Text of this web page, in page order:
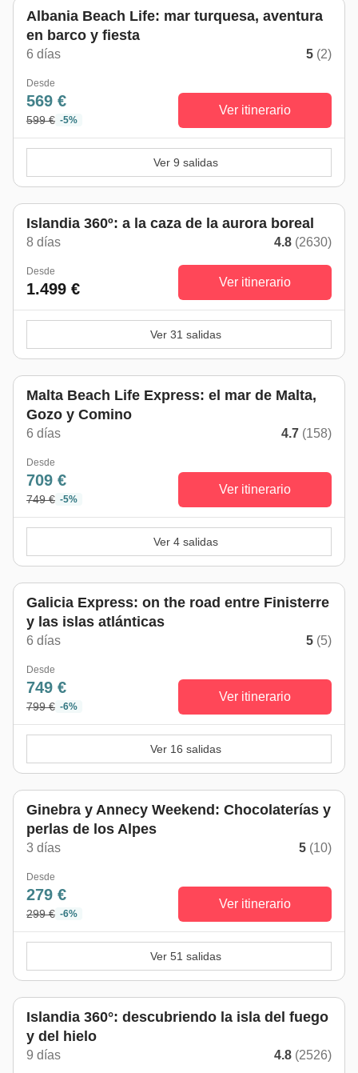
Albania Beach Life: mar turquesa, aventura
en barco y fiesta
6 días 5 (2)
Desde
569 €
599 € -5%
Ver itinerario
Ver 9 salidas
Islandia 360º: a la caza de la aurora boreal
8 días 4.8 (2630)
Desde
1.499 € Ver itinerario
Ver 31 salidas
Malta Beach Life Express: el mar de Malta,
Gozo y Comino
6 días 4.7 (158)
Desde
709 €
749 € -5%
Ver itinerario
Ver 4 salidas
Galicia Express: on the road entre Finisterre
y las islas atlánticas
6 días 5 (5)
Desde
749 €
799 € -6%
Ver itinerario
Ver 16 salidas
Ginebra y Annecy Weekend: Chocolaterías y
perlas de los Alpes
3 días 5 (10)
Desde
279 €
299 € -6%
Ver itinerario
Ver 51 salidas
Islandia 360°: descubriendo la isla del fuego
y del hielo
9 días 4.8 (2526)